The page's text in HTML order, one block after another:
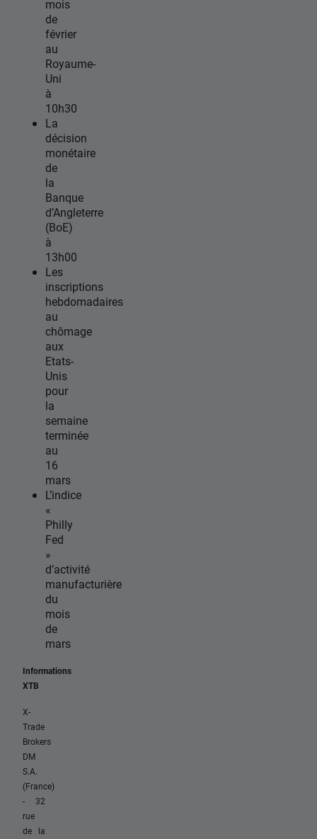
mois
de
février
au
Royaume-
Uni
à
10h30
La
décision
monétaire
de
la
Banque
d’Angleterre
(BoE)
à
13h00
Les
inscriptions
hebdomadaires
au
chômage
aux
Etats-
Unis
pour
la
semaine
terminée
au
16
mars
L’indice
«
Philly
Fed
»
d’activité
manufacturière
du
mois
de
mars
Informations
XTB
X-
Trade
Brokers
DM
S.A.
(France)
- 32
rue
de la